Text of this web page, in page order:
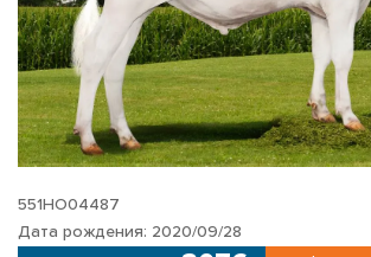
551HO04487
Дата рождения: 2020/09/28